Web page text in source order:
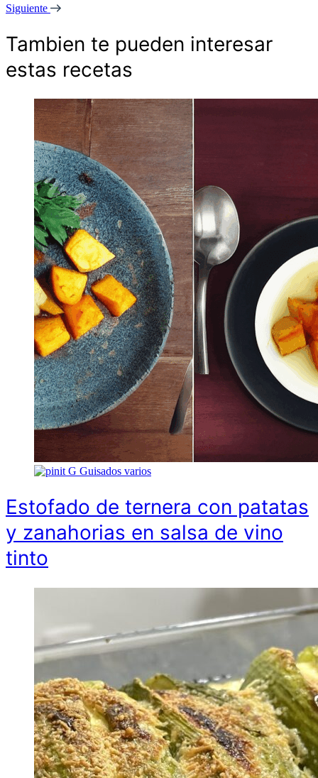
Siguiente
Tambien te pueden interesar
estas recetas
G Guisados varios
Estofado de ternera con patatas
y zanahorias en salsa de vino
tinto